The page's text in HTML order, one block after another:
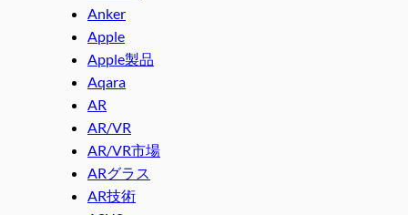
Anker
Apple
Apple製品
Aqara
AR
AR/VR
AR/VR市場
ARグラス
AR技術